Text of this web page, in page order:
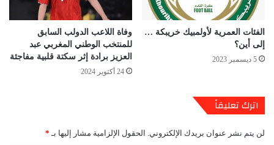
الفئات العمرية لأولمبيك خريبكة …
إلى أين؟
5 ديسمبر 2023
وفاة اللاعب الدولب السابق
للمنتخب الوطني المغربي عبد
العزيز برادة إثر سكتة قلبية مفاجئة
24 أكتوبر 2024
اترك تعليقاً
لن يتم نشر عنوان بريدك الإلكتروني. الحقول الإلزامية مشار إليها بـ *